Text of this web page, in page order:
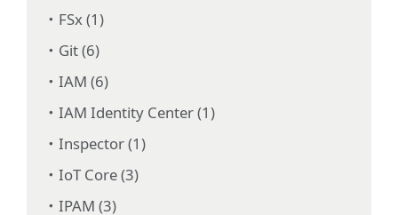
FSx (1)
Git (6)
IAM (6)
IAM Identity Center (1)
Inspector (1)
IoT Core (3)
IPAM (3)